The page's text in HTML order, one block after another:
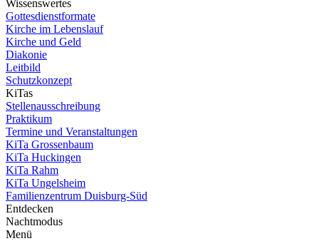
Wissenswertes
Gottesdienstformate
Kirche im Lebenslauf
Kirche und Geld
Diakonie
Leitbild
Schutzkonzept
KiTas
Stellenausschreibung
Praktikum
Termine und Veranstaltungen
KiTa Grossenbaum
KiTa Huckingen
KiTa Rahm
KiTa Ungelsheim
Familienzentrum Duisburg-Süd
Entdecken
Nachtmodus
Menü